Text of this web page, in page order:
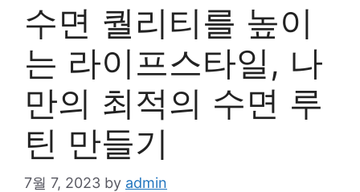
수면 퀄리티를 높이
는 라이프스타일, 나
만의 최적의 수면 루
틴 만들기
7월 7, 2023 by admin